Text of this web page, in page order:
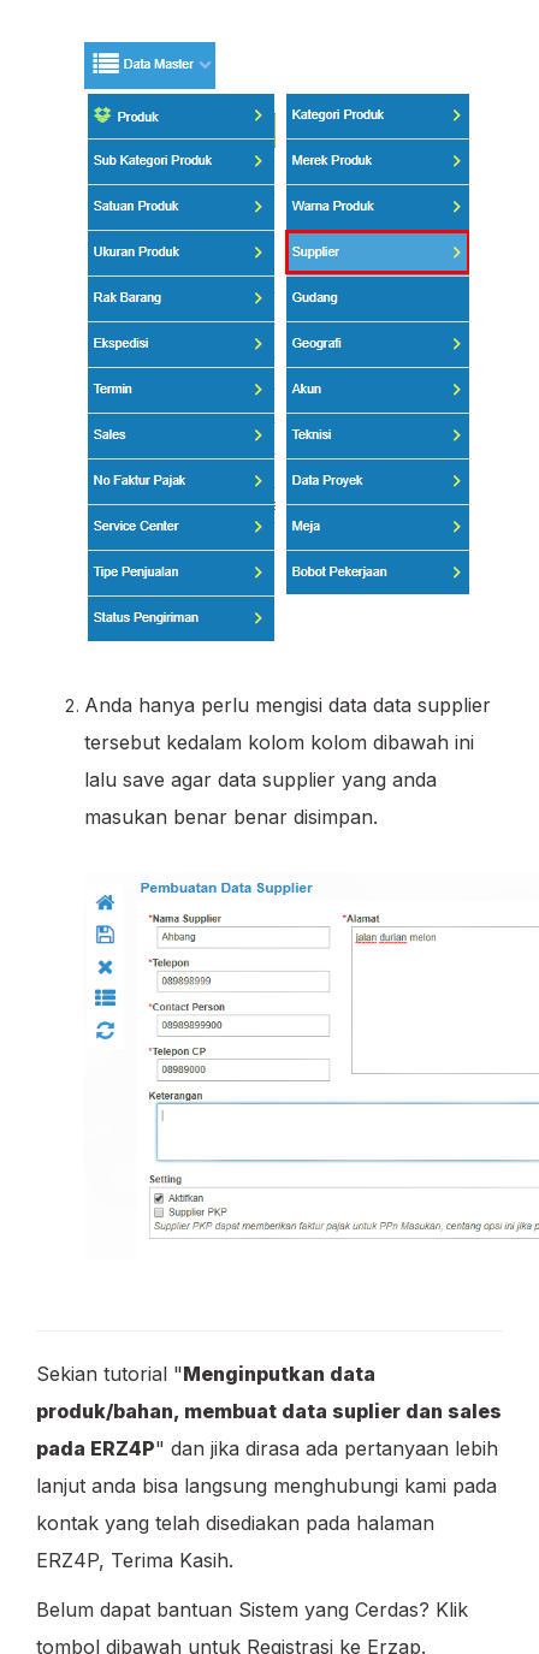
Anda hanya perlu mengisi data data supplier
tersebut kedalam kolom kolom dibawah ini
lalu save agar data supplier yang anda
masukan benar benar disimpan.
Sekian tutorial "Menginputkan data
produk/bahan, membuat data suplier dan sales
pada ERZ4P" dan jika dirasa ada pertanyaan lebih
lanjut anda bisa langsung menghubungi kami pada
kontak yang telah disediakan pada halaman
ERZ4P, Terima Kasih.
Belum dapat bantuan Sistem yang Cerdas? Klik
tombol dibawah untuk Registrasi ke Erzap.